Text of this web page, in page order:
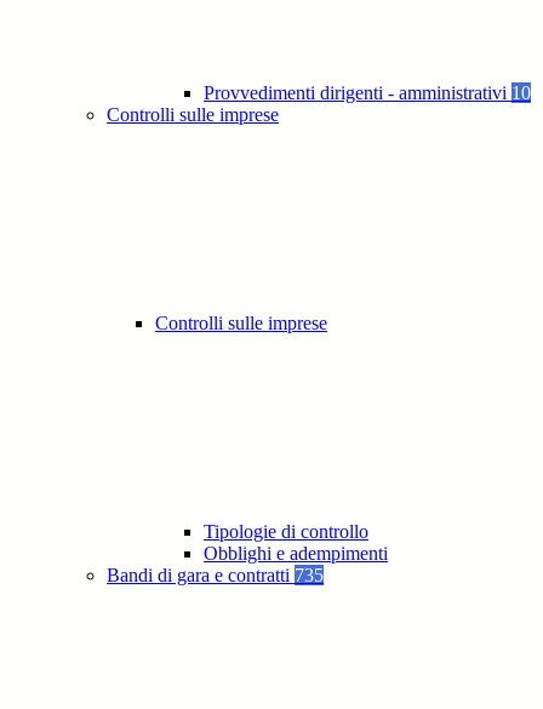
Provvedimenti dirigenti - amministrativi 10
Controlli sulle imprese
Controlli sulle imprese
Tipologie di controllo
Obblighi e adempimenti
Bandi di gara e contratti 735